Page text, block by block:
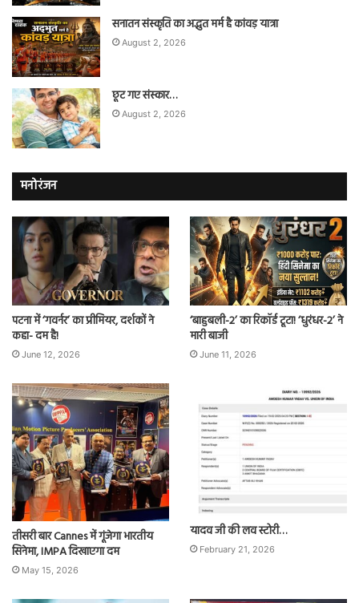
सनातन संस्कृति का अद्भुत मर्म है कांवड़ यात्रा
August 2, 2026
छूट गए संस्कार…
August 2, 2026
मनोरंजन
पटना में ‘गवर्नर’ का प्रीमियर, दर्शकों ने
कहा- दम है!
June 12, 2026
‘बाहुबली-2’ का रिकॉर्ड टूटा! ‘धुरंधर-2’ ने
मारी बाजी
June 11, 2026
तीसरी बार Cannes में गूंजेगा भारतीय
सिनेमा, IMPA दिखाएगा दम
May 15, 2026
यादव जी की लव स्टोरी…
February 21, 2026